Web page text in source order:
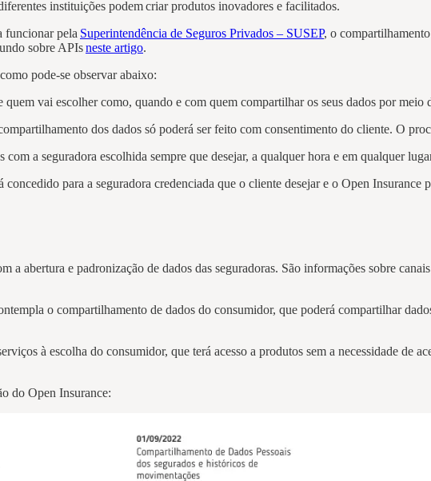
instituições podem criar produtos inovadores e facilitados.
funcionar pela Superintendência de Seguros Privados – SUSEP, o
sobre APIsneste artigo.
pode-se observar abaixo:
vai escolher como, quando e com quem compartilhar os seus dados por meio
dos dados só poderá ser feito com consentimento do cliente. O
a seguradora escolhida sempre que desejar, a qualquer hora e em qualquer
concedido para a seguradora credenciada que o cliente desejar e o Open
a abertura e padronização de dados das seguradoras. São informações sobre
o compartilhamento de dados do consumidor, que poderá compartilhar
à escolha do consumidor, que terá acesso a produtos sem a necessidade de
do Open Insurance: